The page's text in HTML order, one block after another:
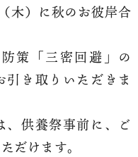
木）に秋のお彼岸合
策「三密回避」の
き取りいただきま
、供養祭事前に、ご
だけます。